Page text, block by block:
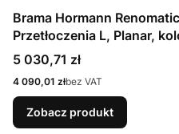
Brama Hormann
Przetłoczenia L, Planar,
deluxe + Prowadzenie N
Cena
5 030,71 zł
Cena
4 090,01 złbez VAT
Zobacz produkt